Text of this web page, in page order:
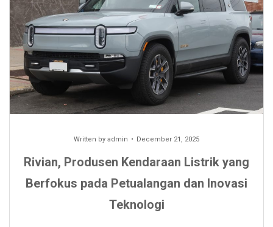
Written by admin December 21, 2025
Rivian, Produsen Kendaraan Listrik yang
Berfokus pada Petualangan dan Inovasi
Teknologi